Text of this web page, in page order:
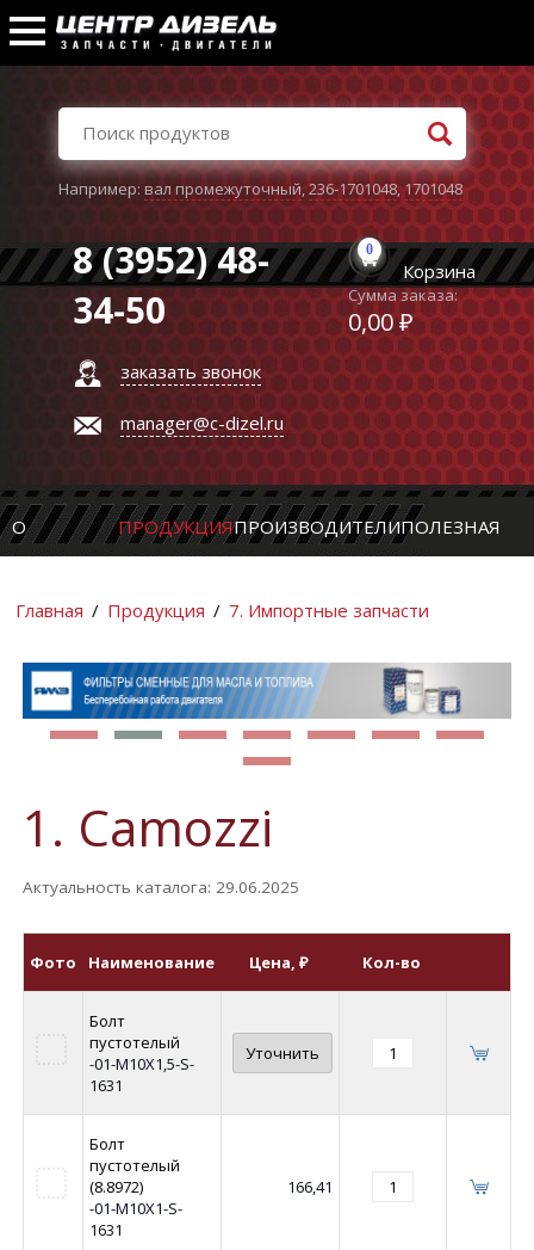
Например:вал промежуточный,236-1701048,1701048
8 (3952) 48-
34-50
заказать звонок
manager@c-dizel.ru
0
Корзина
Сумма заказа:
0,00 ₽
О ПРОДУКЦИЯПРОИЗВОДИТЕЛИПОЛЕЗНАЯ
Главная / Продукция / 7. Импортные запчасти
1. Camozzi
Актуальность каталога: 29.06.2025
Фото Наименование Цена, ₽ Кол-во
Болт
пустотелый
-01-М10Х1,5-S-
1631
Уточнить
Болт
пустотелый
(8.8972)
-01-М10Х1-S-
1631
166,41